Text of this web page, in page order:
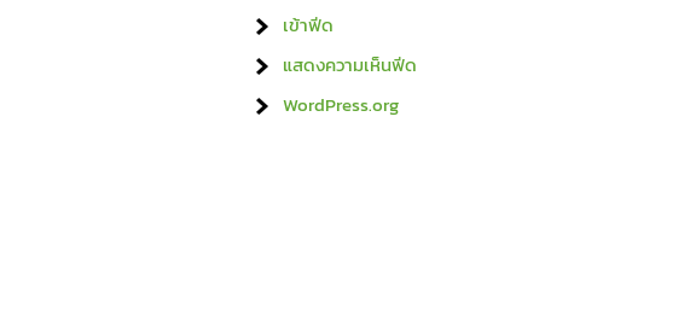
เข้าฟีด
แสดงความเห็นฟีด
WordPress.org